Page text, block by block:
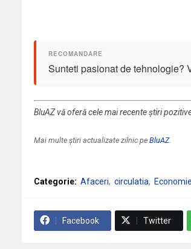
Sunteti pasionat de tehnologie?
BluAZ vă oferă cele mai recente știri
Mai multe știri actualizate zilnic pe BluAZ.
Categorie: Afaceri circulatia Economie
Facebook Twitter